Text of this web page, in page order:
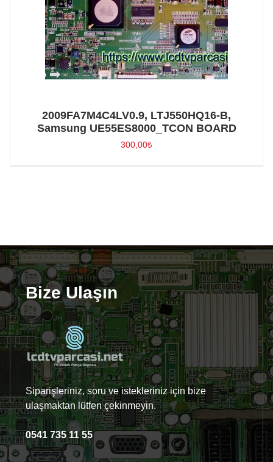
2009FA7M4C4LV0.9, LTJ550HQ16-B,
Samsung UE55ES8000_TCON BOARD
300,00₺
Bize Ulaşın
Siparişleriniz, soru ve istekleriniz için bize
ulaşmaktan lütfen çekinmeyin.
0541 735 11 55